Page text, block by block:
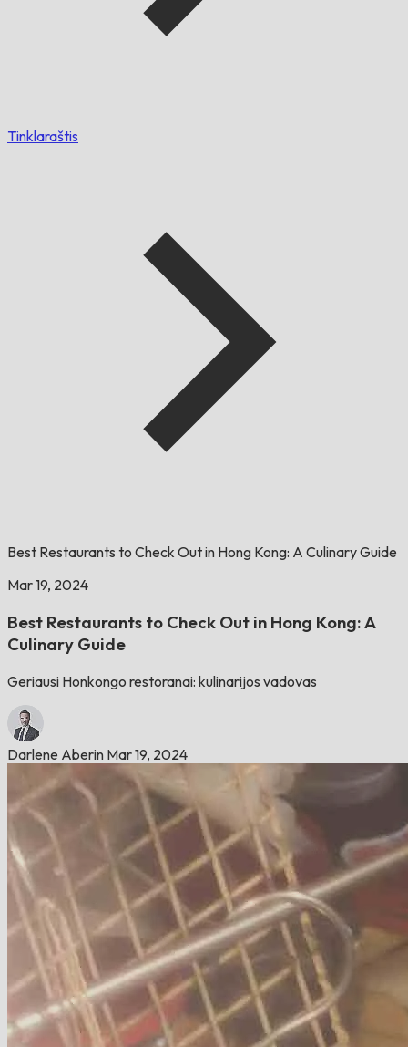
Tinklaraštis
Best Restaurants to Check Out in Hong Kong: A Culinary Guide
Mar 19, 2024
Best Restaurants to Check Out in Hong Kong: A
Culinary Guide
Geriausi Honkongo restoranai: kulinarijos vadovas
Darlene Aberin Mar 19, 2024